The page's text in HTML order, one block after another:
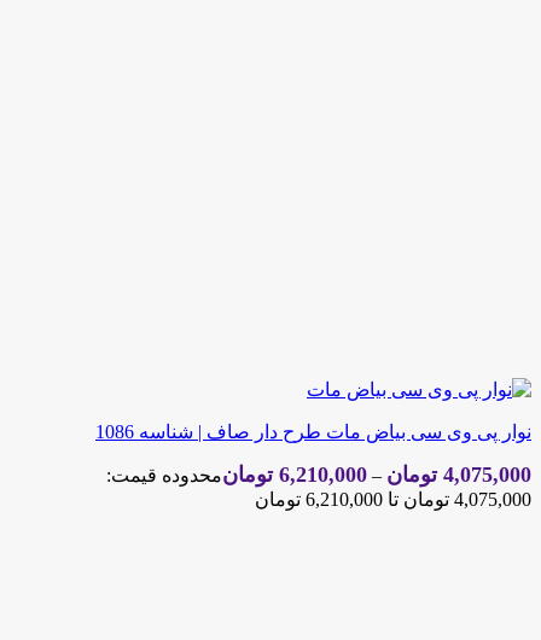
نوار پی وی سی بیاض مات طرح دار صاف | شناسه 1086
4,075,000 تومان –
6,210,000 تومانمحدوده قیمت:
4,075,000 تومان تا 6,210,000 تومان